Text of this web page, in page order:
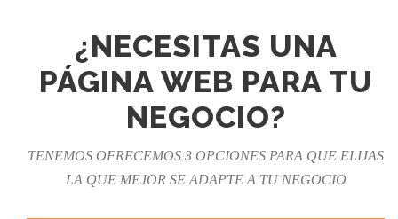
¿NECESITAS UNA
PÁGINA WEB PARA TU
NEGOCIO?
TENEMOS OFRECEMOS 3 OPCIONES PARA QUE ELIJAS
LA QUE MEJOR SE ADAPTE A TU NEGOCIO